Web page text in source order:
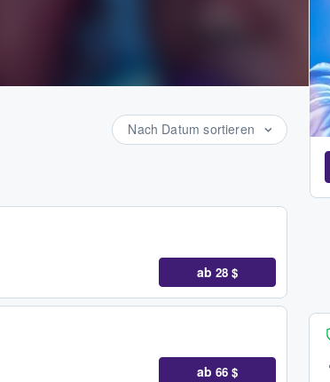
Nach Datum sortieren
ab 28 $
ab 66 $